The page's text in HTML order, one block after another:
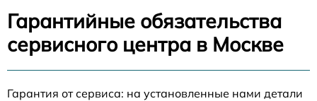
Гарантийные обязательства
сервисного центра в Москве
Гарантия от сервиса: на установленные нами детали